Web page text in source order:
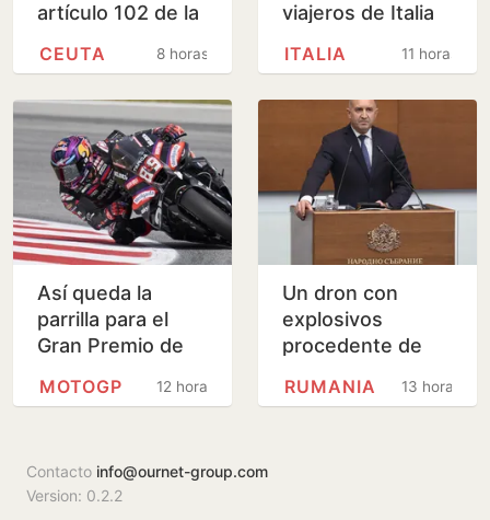
artículo 102 de la
investigar a
8 horas
CEUTA
viajeros de Italia
migratoria en su
11 horas
ITALIA
Así queda la
parrilla para el
Gran Premio de
MotoGP
12 horas
MOTOGP
Un dron con
explosivos
procedente de
estrella cerca de
13 horas
RUMANIA
Contacto info@ournet-group.com
Version: 0.2.2